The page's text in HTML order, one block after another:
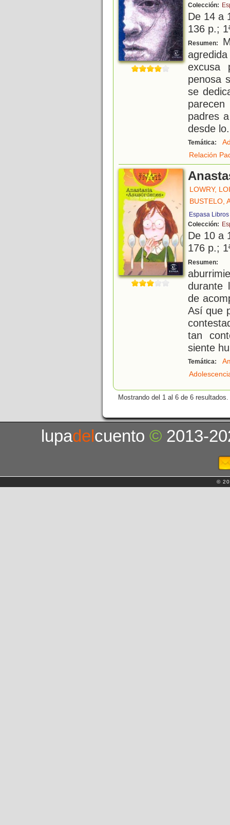
Colección:
De 14 a
136 p.;
Resumen:
excusa
penosa
se
padres
desde lo
Temática:
Relación
LOWRY,
BUSTELO,
Espasa Libros
Colección:
De 10 a
176 p.;
Resumen:
durante
de
Así que
tan
siente
Temática:
Mostrando del 1 al 6 de 6 resultados.
lupadelcuento© 2013-
©